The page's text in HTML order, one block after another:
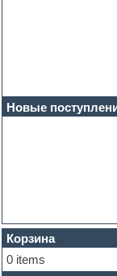
Electric guitar
Electric piano
FL Studio
Flute
Folk samples
Fruityloops
Новые
Корзина
0 items